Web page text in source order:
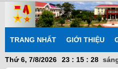
TRANG NHẤT GIỚI THIỆU
Thứ 6, 7/8/2026
23 : 15 : 29
nhất trí - Chủ động sáng tạo